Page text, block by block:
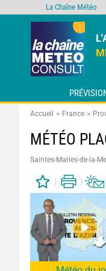
Accueil France
MÉTÉO
Saintes-Maries-de-la-
La Chaîne Météo